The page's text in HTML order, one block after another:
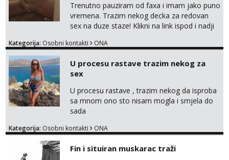
Trenutno pauziram od faxa i imam jako puno
vremena. Trazim nekog decka za redovan
sex na duze staze! Klikni na link ispod i nadji
Kategorija: Osobni kontakti ONA
U procesu rastave trazim nekog za
sex
U procesu rastave , trazim nekog da isproba
sa mnom ono sto nisam mogla i smjela do
sada
Kategorija: Osobni kontakti ONA
Fin i situiran muskarac traži